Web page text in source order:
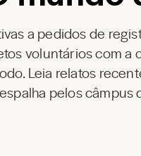
a pedidos de
voluntários com a
Leia relatos
espalha pelos câmpus